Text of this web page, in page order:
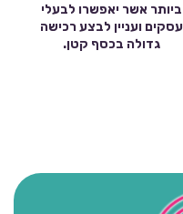
ביותר אשר יאפשרו לבעלי
עסקים ועניין לבצע רכישה
גדולה בכסף קטן.